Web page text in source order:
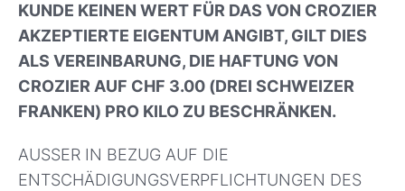
KUNDE KEINEN WERT FÜR DAS VON CROZIER
AKZEPTIERTE EIGENTUM ANGIBT, GILT DIES
ALS VEREINBARUNG, DIE HAFTUNG VON
CROZIER AUF CHF 3.00 (DREI SCHWEIZER
FRANKEN) PRO KILO ZU BESCHRÄNKEN.
AUSSER IN BEZUG AUF DIE
ENTSCHÄDIGUNGSVERPFLICHTUNGEN DES